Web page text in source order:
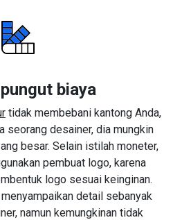
biaya
tidak membebani kantong Anda,
seorang desainer, dia mungkin
besar. Selain istilah moneter,
pembuat logo, karena
logo sesuai keinginan.
detail sebanyak
namun kemungkinan tidak